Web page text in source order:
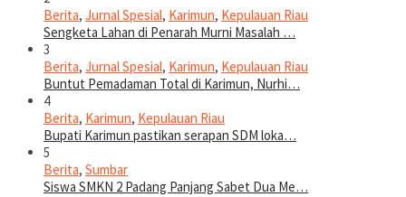
Berita, Jurnal Spesial, Karimun, Kepulauan Riau
Sengketa Lahan di Penarah Murni Masalah …
3
Berita, Jurnal Spesial, Karimun, Kepulauan Riau
Buntut Pemadaman Total di Karimun, Nurhi…
4
Berita, Karimun, Kepulauan Riau
Bupati Karimun pastikan serapan SDM loka…
5
Berita, Sumbar
Siswa SMKN 2 Padang Panjang Sabet Dua Me…